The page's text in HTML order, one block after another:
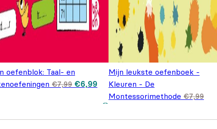
oefenblok: Taal- en
€7,99 Oorspronkelijke
prijs was:
€6,99Huidige
prijs is:
€6,99.
Mijn leukste oefenboek -
Kleuren - De
Montessorimethode €7,99